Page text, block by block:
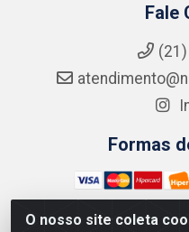
O nosso site coleta
Fale
Formas